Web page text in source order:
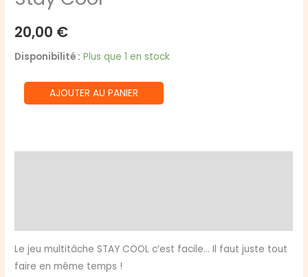
20,00 €
Disponibilité : Plus que 1 en stock
quantité
de
AJOUTER AU PANIER
Le jeu multitâche STAY COOL c’est facile… Il faut juste tout
faire en même temps !